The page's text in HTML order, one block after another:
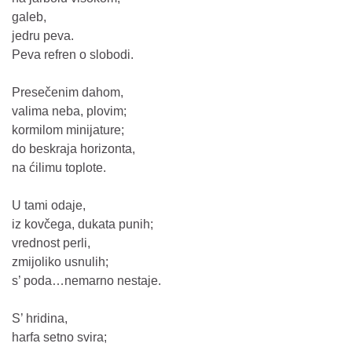
galeb,
jedru peva.
Peva refren o slobodi.
Presečenim dahom,
valima neba, plovim;
kormilom minijature;
do beskraja horizonta,
na ćilimu toplote.
U tami odaje,
iz kovčega, dukata punih;
vrednost perli,
zmijoliko usnulih;
s’ poda…nemarno nestaje.
S’ hridina,
harfa setno svira;